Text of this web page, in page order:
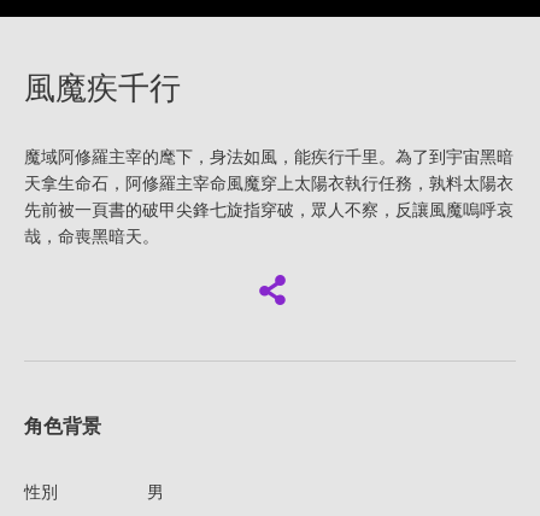
風魔疾千行
魔域阿修羅主宰的麾下，身法如風，能疾行千里。為了到宇宙黑暗
天拿生命石，阿修羅主宰命風魔穿上太陽衣執行任務，孰料太陽衣
先前被一頁書的破甲尖鋒七旋指穿破，眾人不察，反讓風魔嗚呼哀
哉，命喪黑暗天。
角色背景
性別 男